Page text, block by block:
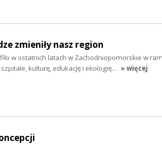
zmieniły nasz region
w ostatnich latach w Zachodniopomorskie w
kulturę, edukację i ekologię… » więcej